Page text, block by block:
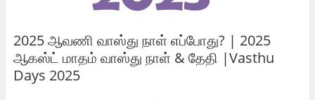
2025 ஆவணி வாஸ்து நாள் எப்போது? | 2025
ஆகஸ்ட் மாதம் வாஸ்து நாள் & தேதி |Vasthu
Days 2025